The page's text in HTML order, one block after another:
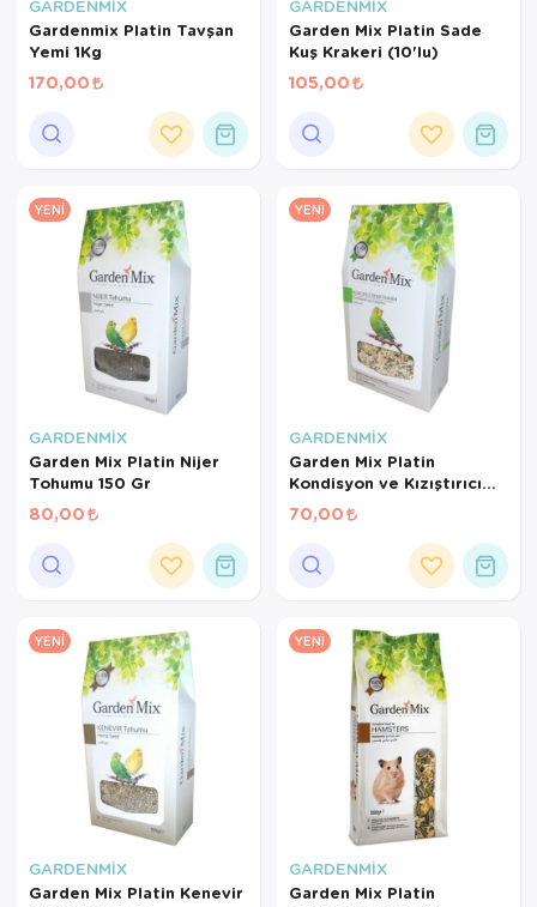
GARDENMİX
Gardenmix Platin Tavşan
Yemi 1Kg
170,00
GARDENMİX
Garden Mix Platin Sade
Kuş Krakeri (10'lu)
105,00
YENI
GARDENMİX
Garden Mix Platin Nijer
Tohumu 150 Gr
80,00
YENI
GARDENMİX
Garden Mix Platin
Kondisyon ve Kızıştırıcı
Yem 150 Gr
70,00
YENI
GARDENMİX
Garden Mix Platin Kenevir
YENI
GARDENMİX
Garden Mix Platin